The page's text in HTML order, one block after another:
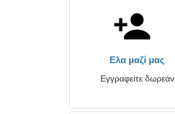
Ελα μαζί μας
Εγγραφείτε δωρεάν